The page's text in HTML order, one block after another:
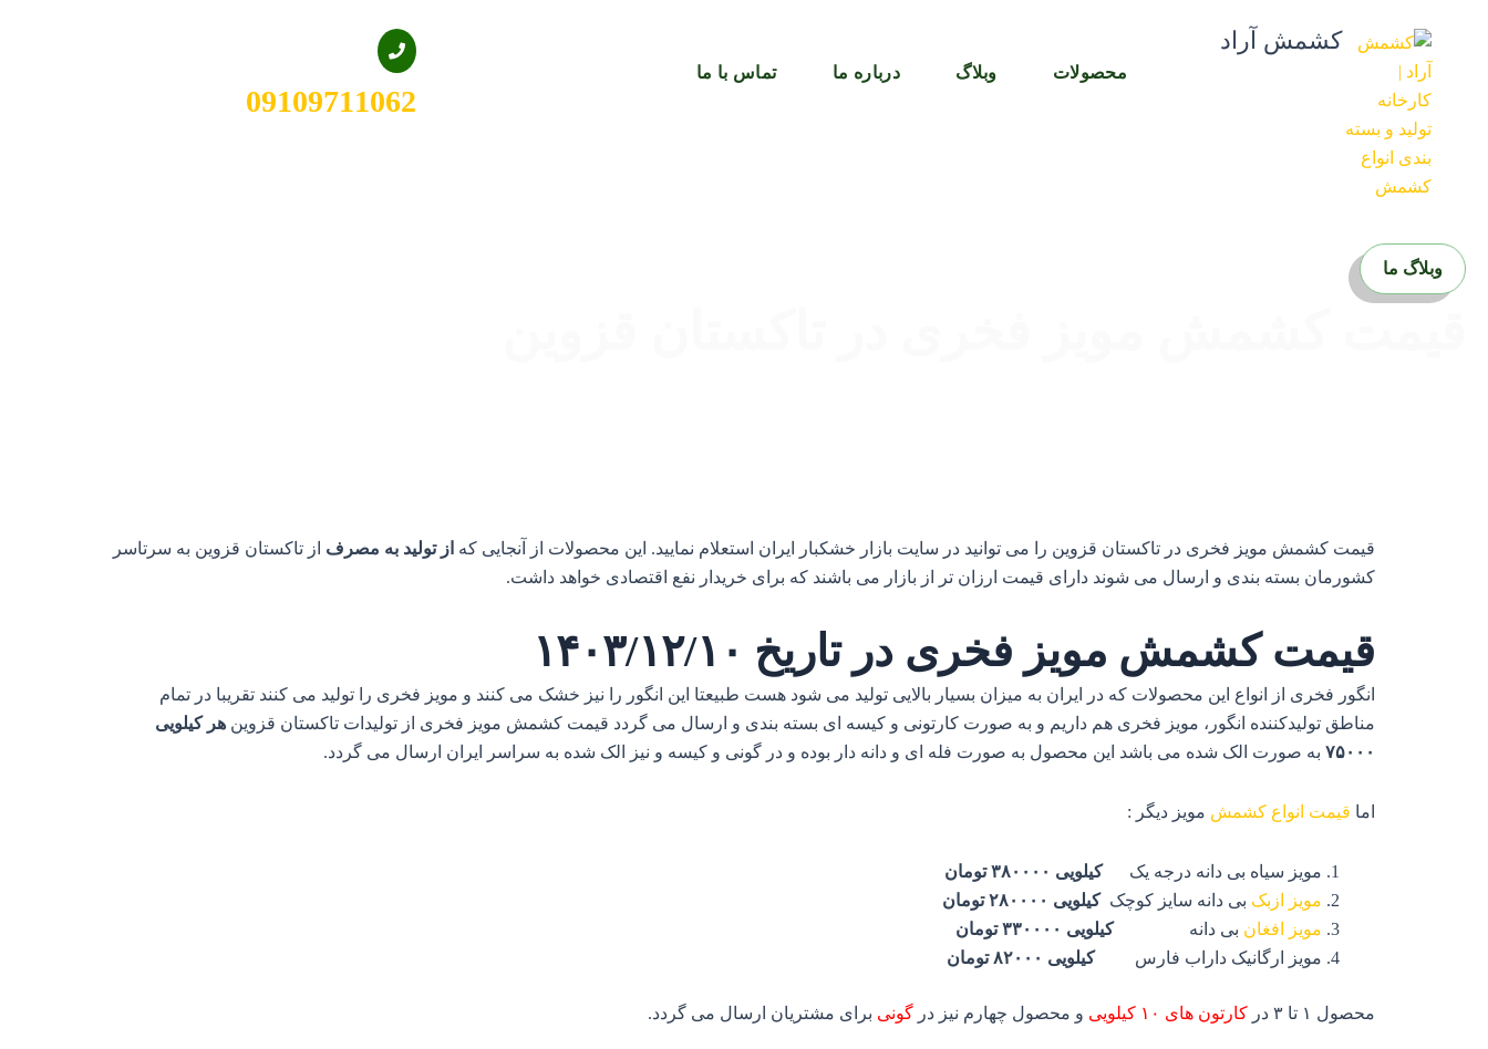
کشمش آراد
محصولات وبلاگ درباره ما تماس با ما
09109711062
وبلاگ ما
قیمت کشمش مویز فخری در تاکستان قزوین را می توانید در سایت بازار خشکبار ایران استعلام نمایید. این محصولات از آنجایی که از تولید به مصرف از تاکستان قزوین به سرتاسر
کشورمان بسته بندی و ارسال می شوند دارای قیمت ارزان تر از بازار می باشند که برای خریدار نفع اقتصادی خواهد داشت.
قیمت کشمش مویز فخری در تاریخ ۱۴۰۳/۱۲/۱۰
انگور فخری از انواع این محصولات که در ایران به میزان بسیار بالایی تولید می شود هست طبیعتا این انگور را نیز خشک می کنند و مویز فخری را تولید می کنند تقریبا در تمام
مناطق تولیدکننده انگور، مویز فخری هم داریم و به صورت کارتونی و کیسه ای بسته بندی و ارسال می گردد قیمت کشمش مویز فخری از تولیدات تاکستان قزوین هر کیلویی
۷۵۰۰۰ به صورت الک شده می باشد این محصول به صورت فله ای و دانه دار بوده و در گونی و کیسه و نیز الک شده به سراسر ایران ارسال می گردد.
اما قیمت انواع کشمش مویز دیگر :
مویز سیاه بی دانه درجه یککیلویی ۳۸۰۰۰۰ تومان
مویز ازبک بی دانه سایز کوچککیلویی ۲۸۰۰۰۰ تومان
مویز افغان بی دانهکیلویی ۳۳۰۰۰۰ تومان
مویز ارگانیک داراب فارسکیلویی ۸۲۰۰۰ تومان
محصول ۱ تا ۳ در کارتون های ۱۰ کیلویی و محصول چهارم نیز در گونی برای مشتریان ارسال می گردد.